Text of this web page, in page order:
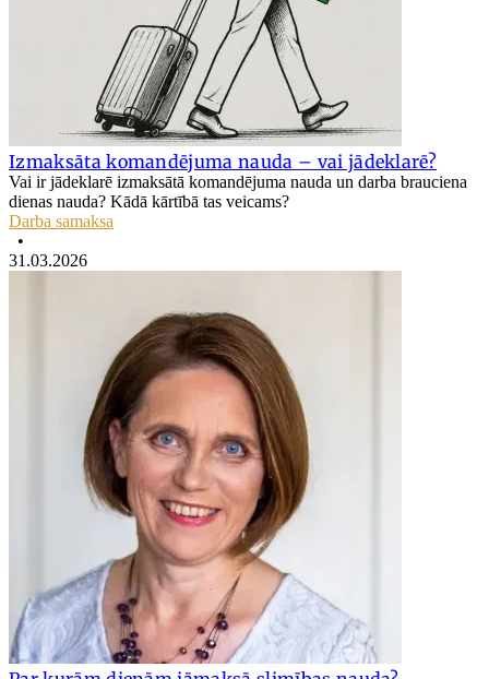
Izmaksāta komandējuma nauda – vai jādeklarē?
Vai ir jādeklarē izmaksātā komandējuma nauda un darba brauciena
dienas nauda? Kādā kārtībā tas veicams?
Darba samaksa
•
31.03.2026